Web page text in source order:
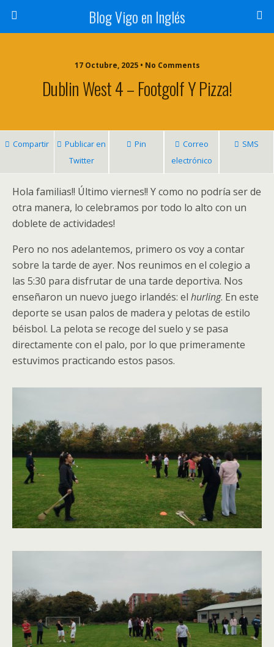
Blog Vigo en Inglés
17 Octubre, 2025 • No Comments
Dublin West 4 – Footgolf Y Pizza!
Compartir
Publicar en
Twitter
Pin
Correo
electrónico
SMS
Hola familias!! Último viernes!! Y como no podría ser de
otra manera, lo celebramos por todo lo alto con un
doblete de actividades!
Pero no nos adelantemos, primero os voy a contar
sobre la tarde de ayer. Nos reunimos en el colegio a
las 5:30 para disfrutar de una tarde deportiva. Nos
enseñaron un nuevo juego irlandés: el hurling. En este
deporte se usan palos de madera y pelotas de estilo
béisbol. La pelota se recoge del suelo y se pasa
directamente con el palo, por lo que primeramente
estuvimos practicando estos pasos.